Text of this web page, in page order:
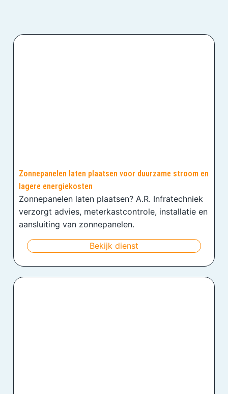
Zonnepanelen laten plaatsen voor duurzame stroom en
lagere energiekosten
Zonnepanelen laten plaatsen? A.R. Infratechniek
verzorgt advies, meterkastcontrole, installatie en
aansluiting van zonnepanelen.
Bekijk dienst